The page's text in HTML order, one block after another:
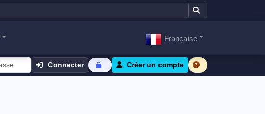
Française
Connecter Créer un compte